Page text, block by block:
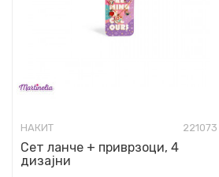
НАКИТ 221073
Сет ланче + приврзоци, 4
дизајни